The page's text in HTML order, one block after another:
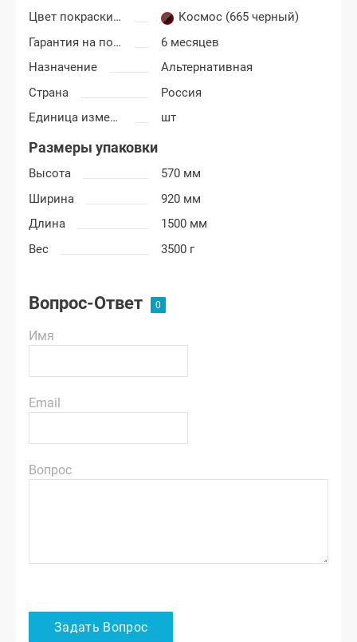
Цвет покраски Лада Гранта
Космос (665 черный)
Гарантия на покраску
6 месяцев
Назначение
Альтернативная
Страна
Россия
Единица измерения
шт
Размеры упаковки
Высота
570 мм
Ширина
920 мм
Длина
1500 мм
Вес
3500 г
Вопрос-Ответ
Имя
Email
Вопрос